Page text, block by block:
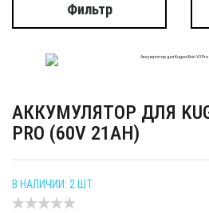
Фильтр
АККУМУЛЯТОР ДЛЯ
PRO (60V 21AH)
В НАЛИЧИИ: 2 ШТ.